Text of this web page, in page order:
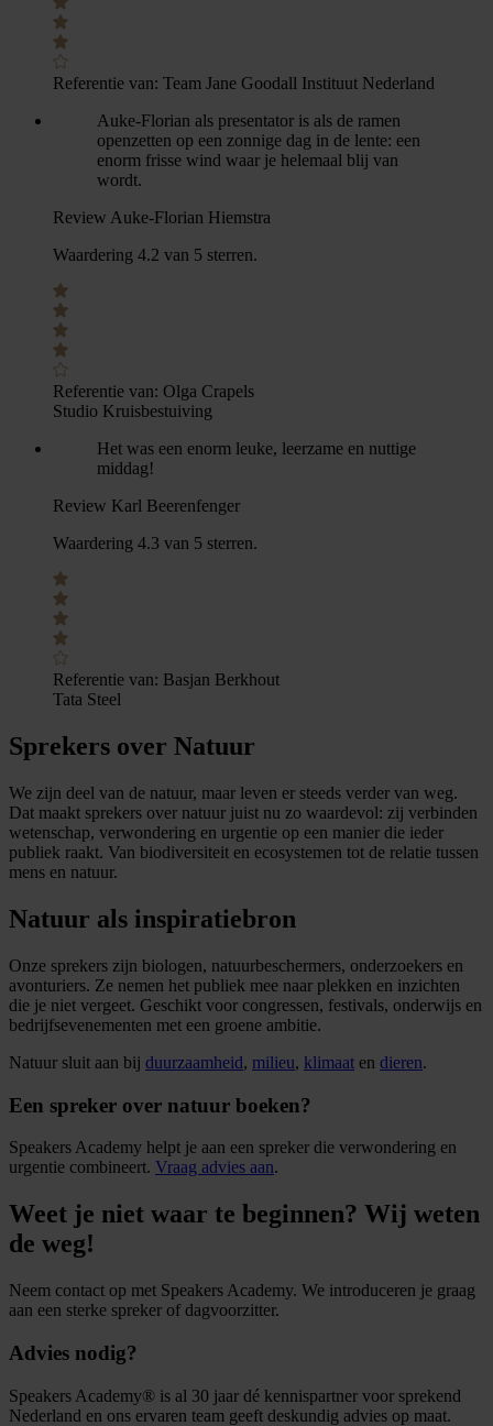
Referentie van: Team Jane Goodall Instituut Nederland
Auke-Florian als presentator is als de ramen
openzetten op een zonnige dag in de lente: een
enorm frisse wind waar je helemaal blij van
wordt.
Review Auke-Florian Hiemstra
Waardering 4.2 van 5 sterren.
Referentie van: Olga Crapels
Studio Kruisbestuiving
Het was een enorm leuke, leerzame en nuttige
middag!
Review Karl Beerenfenger
Waardering 4.3 van 5 sterren.
Referentie van: Basjan Berkhout
Tata Steel
Sprekers over Natuur
We zijn deel van de natuur, maar leven er steeds verder van weg.
Dat maakt sprekers over natuur juist nu zo waardevol: zij verbinden
wetenschap, verwondering en urgentie op een manier die ieder
publiek raakt. Van biodiversiteit en ecosystemen tot de relatie tussen
mens en natuur.
Natuur als inspiratiebron
Onze sprekers zijn biologen, natuurbeschermers, onderzoekers en
avonturiers. Ze nemen het publiek mee naar plekken en inzichten
die je niet vergeet. Geschikt voor congressen, festivals, onderwijs en
bedrijfsevenementen met een groene ambitie.
Natuur sluit aan bij duurzaamheid, milieu, klimaat en dieren.
Een spreker over natuur boeken?
Speakers Academy helpt je aan een spreker die verwondering en
urgentie combineert. Vraag advies aan.
Weet je niet waar te beginnen? Wij weten
de weg!
Neem contact op met Speakers Academy. We introduceren je graag
aan een sterke spreker of dagvoorzitter.
Advies nodig?
Speakers Academy® is al 30 jaar dé kennispartner voor sprekend
Nederland en ons ervaren team geeft deskundig advies op maat.